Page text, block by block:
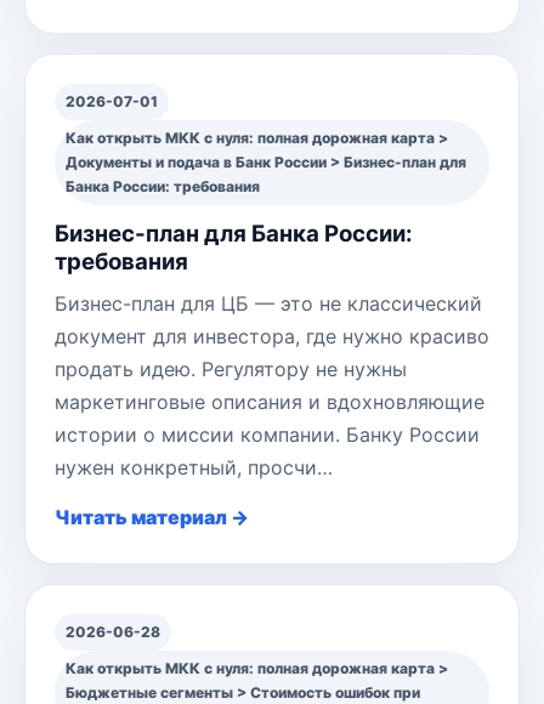
2026-07-01
Как открыть МКК с нуля: полная дорожная карта >
Документы и подача в Банк России > Бизнес-план для
Банка России: требования
Бизнес-план для Банка России:
требования
Бизнес-план для ЦБ — это не классический
документ для инвестора, где нужно красиво
продать идею. Регулятору не нужны
маркетинговые описания и вдохновляющие
истории о миссии компании. Банку России
нужен конкретный, просчи…
Читать материал →
2026-06-28
Как открыть МКК с нуля: полная дорожная карта >
Бюджетные сегменты > Стоимость ошибок при